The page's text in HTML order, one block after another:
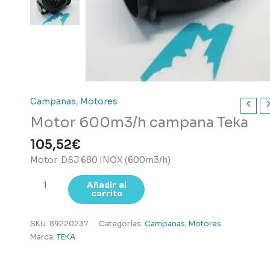
Campanas, Motores
Motor 600m3/h campana Teka
105,52€
Motor DSJ 680 INOX (600m3/h)
Motor
600m3/h
Teka
cantidad
Añadir al
carrito
SKU: 89220237 Categorías: Campanas, Motores
Marca: TEKA